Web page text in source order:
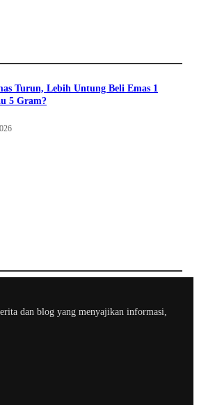
Turun, Lebih Untung Beli Emas 1
5 Gram?
dan blog yang menyajikan informasi,